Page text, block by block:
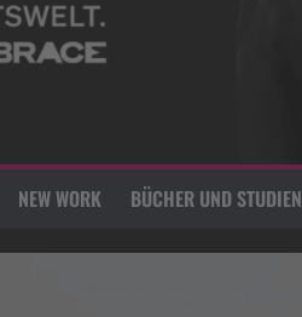
NEW WORK BÜCHER UND STUDIEN